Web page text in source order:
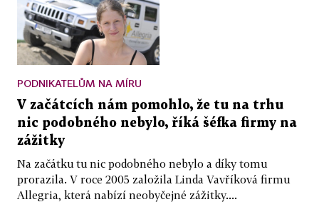
PODNIKATELŮM NA MÍRU
V začátcích nám pomohlo, že tu na trhu
nic podobného nebylo, říká šéfka firmy na
zážitky
Na začátku tu nic podobného nebylo a díky tomu
prorazila. V roce 2005 založila Linda Vavříková firmu
Allegria, která nabízí neobyčejné zážitky....